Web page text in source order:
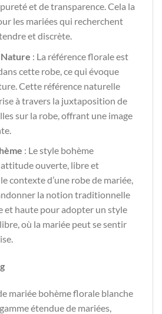
et de transparence. Cela la
les mariées qui recherchent
et discrète.
: La référence florale est
cette robe, ce qui évoque
Cette référence naturelle
à travers la juxtaposition de
sur la robe, offrant une image
: Le style bohème
ouverte, libre et
contexte d’une robe de mariée,
la notion traditionnelle
et haute pour adopter un style
où la mariée peut se sentir
mariée bohème florale blanche
étendue de mariées,